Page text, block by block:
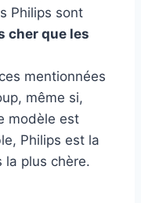
Philips sont
cher que les
mentionnées
même si,
modèle est
Philips est la
la plus chère.